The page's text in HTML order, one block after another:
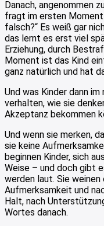
Danach, angenommen
fragt im ersten
falsch?“ Es weiß gar
das lernt es erst viel
Erziehung, durch
Moment ist das Kind
ganz natürlich und hat
Und was Kinder dann
verhalten, wie sie
Akzeptanz bekommen
Und wenn sie merken,
sie keine
beginnen Kinder, sich
Weise – und doch gibt
werden laut. Sie weinen
Aufmerksamkeit und
Halt, nach
Wortes danach.